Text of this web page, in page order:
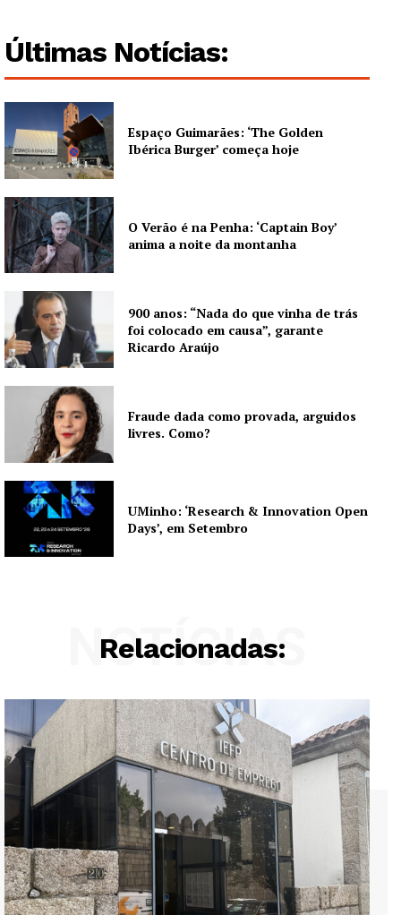
SUBSCREVA JÁ!
Institucional
Artigos
Edição Digital
Europa
Grande Entrevista
Publicidade
Quero ser Assinante
Últimas Notícias:
Espaço Guimarães: ‘The Golden
Ibérica Burger’ começa hoje
O Verão é na Penha: ‘Captain Boy’
anima a noite da montanha
900 anos: “Nada do que vinha de trás
foi colocado em causa”, garante
Ricardo Araújo
Fraude dada como provada, arguidos
livres. Como?
UMinho: ‘Research & Innovation Open
Days’, em Setembro
Relacionadas:
NOTÍCIAS